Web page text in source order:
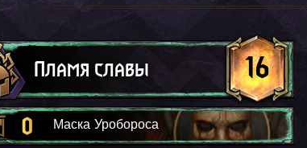
Пламя славы 16
0 Маска Уробороса